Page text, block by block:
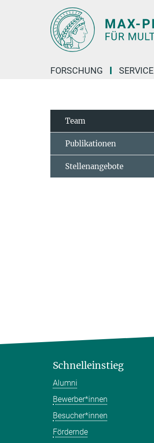
FORSCHUNG SERVICE
Team
Publikationen
Stellenangebote
Schnelleinstieg
Alumni
Bewerber*innen
Besucher*innen
Fördernde